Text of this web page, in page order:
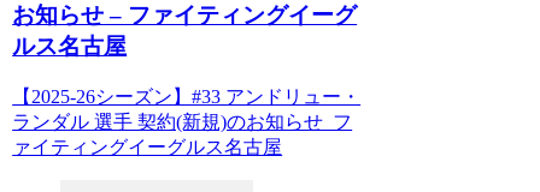
お知らせ – ファイティングイーグ
ルス名古屋
【2025-26シーズン】#33 アンドリュー・
ランダル 選手 契約(新規)のお知らせ フ
ァイティングイーグルス名古屋